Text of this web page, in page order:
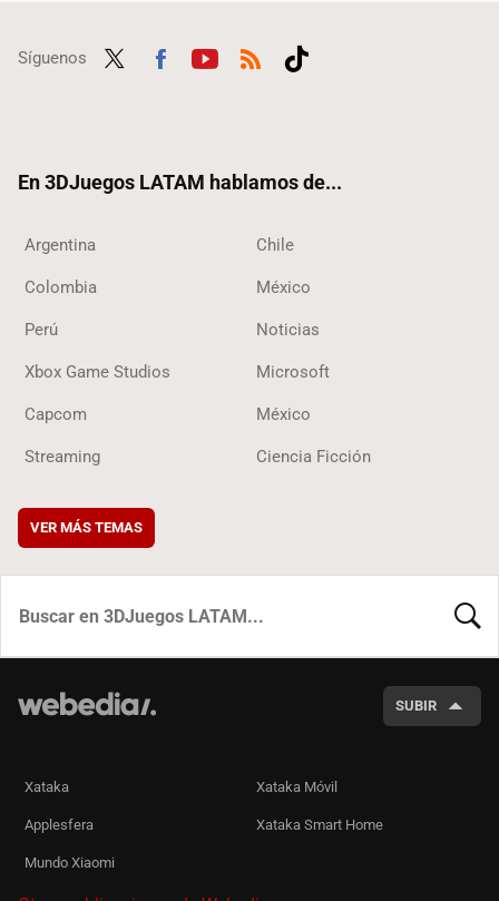
Síguenos
En 3DJuegos LATAM hablamos de...
Argentina Chile
Colombia México
Perú Noticias
Xbox Game Studios Microsoft
Capcom México
Streaming Ciencia Ficción
VER MÁS TEMAS
SUBIR
Xataka Xataka Móvil
Applesfera Xataka Smart Home
Mundo Xiaomi